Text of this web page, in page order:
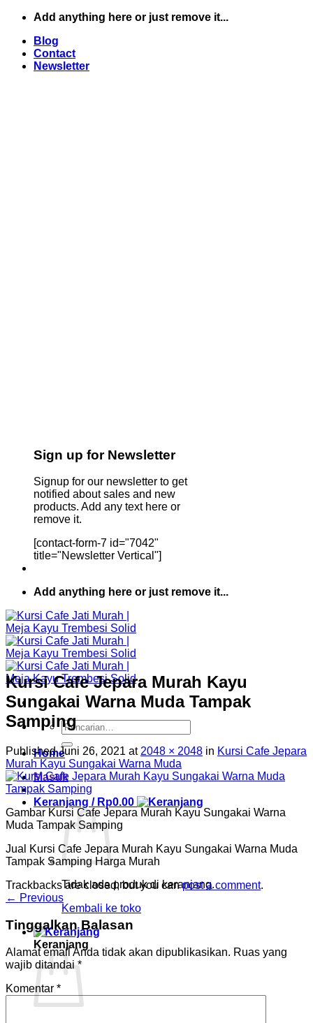
Skip
content
Add anything here or just remove it...
Blog
Contact
Newsletter
Sign up for Newsletter
Signup for our newsletter to get
notified about sales and new
products. Add any text here or
remove it.
[contact-form-7 id="7042"
title="Newsletter Vertical"]
Add anything here or just remove it...
Pencarian
untuk:
Home
Masuk
Keranjang / Rp0.00
Tidak ada produk di keranjang.
Kembali ke toko
Keranjang
Kursi Cafe Jepara Murah Kayu
Sungakai Warna Muda Tampak
Samping
PublishedJuni 26, 2021 at 2048 × 2048 in Kursi Cafe Jepara
Murah Kayu Sungakai Warna Muda
Gambar Kursi Cafe Jepara Murah Kayu Sungakai Warna
Muda Tampak Samping
Jual Kursi Cafe Jepara Murah Kayu Sungakai Warna Muda
Tampak Samping Harga Murah
Trackbacks are closed, but you canpost a comment.
← Previous
Tinggalkan Balasan
Alamat email Anda tidak akan dipublikasikan. Ruas yang
wajib ditandai*
Komentar *